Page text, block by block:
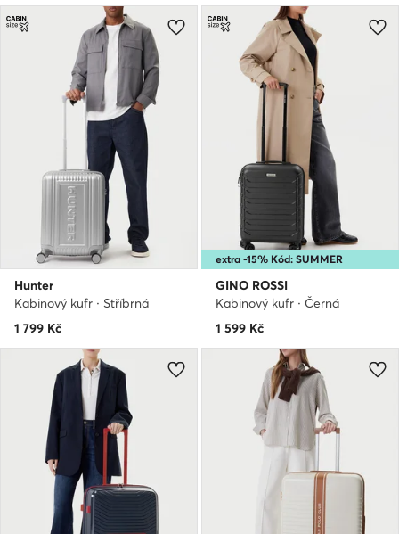
Hunter
Kabinový kufr · Stříbrná
1 799 Kč
extra -15% Kód: SUMMER
GINO ROSSI
Kabinový kufr · Černá
1 599 Kč